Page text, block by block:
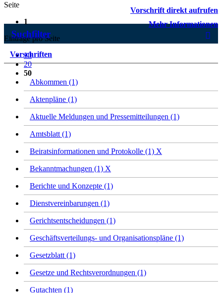
Vorschrift direkt aufrufen
Mehr Informationen
Seite
1
Einträge pro Seite
10
20
50
Suchfilter
Vorschriften
Abkommen (1)
Aktenpläne (1)
Aktuelle Meldungen und Pressemitteilungen (1)
Amtsblatt (1)
Beiratsinformationen und Protokolle (1) X
Bekanntmachungen (1) X
Berichte und Konzepte (1)
Dienstvereinbarungen (1)
Gerichtsentscheidungen (1)
Geschäftsverteilungs- und Organisationspläne (1)
Gesetzblatt (1)
Gesetze und Rechtsverordnungen (1)
Gutachten (1)